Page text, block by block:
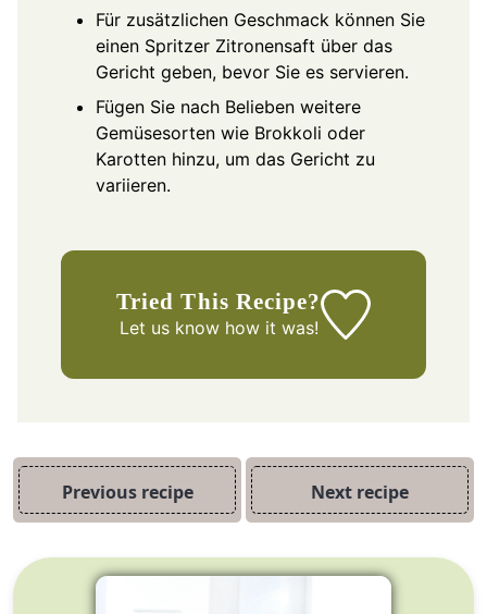
Für zusätzlichen Geschmack können Sie
einen Spritzer Zitronensaft über das
Gericht geben, bevor Sie es servieren.
Fügen Sie nach Belieben weitere
Gemüsesorten wie Brokkoli oder
Karotten hinzu, um das Gericht zu
variieren.
Tried This Recipe?
Let us knowhow it was!
Previous recipe Next recipe